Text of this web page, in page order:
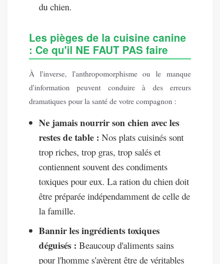
du chien.
Les pièges de la cuisine canine
: Ce qu'il NE FAUT PAS faire
À l'inverse, l'anthropomorphisme ou le manque
d'information peuvent conduire à des erreurs
dramatiques pour la santé de votre compagnon :
Ne jamais nourrir son chien avec les
restes de table : Nos plats cuisinés sont
trop riches, trop gras, trop salés et
contiennent souvent des condiments
toxiques pour eux. La ration du chien doit
être préparée indépendamment de celle de
la famille.
Bannir les ingrédients toxiques
déguisés : Beaucoup d'aliments sains
pour l'homme s'avèrent être de véritables